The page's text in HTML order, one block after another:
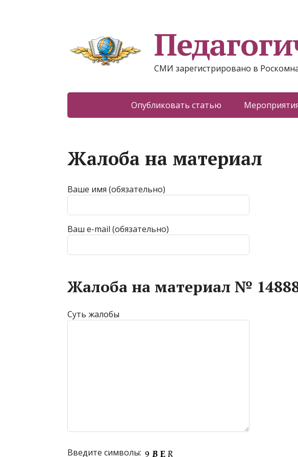
СМИ зарегистрировано в
Опубликовать статью
Жалоба на материал
Ваше имя (обязательно)
Ваш e-mail (обязательно)
Жалоба на материал №
Суть жалобы
Введите символы: